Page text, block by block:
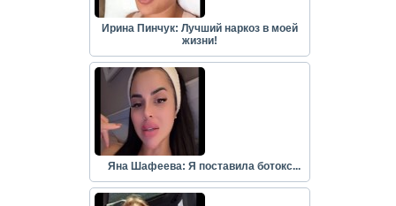
Ирина Пинчук: Лучший наркоз в моей
жизни!
Яна Шафеева: Я поставила ботокс...